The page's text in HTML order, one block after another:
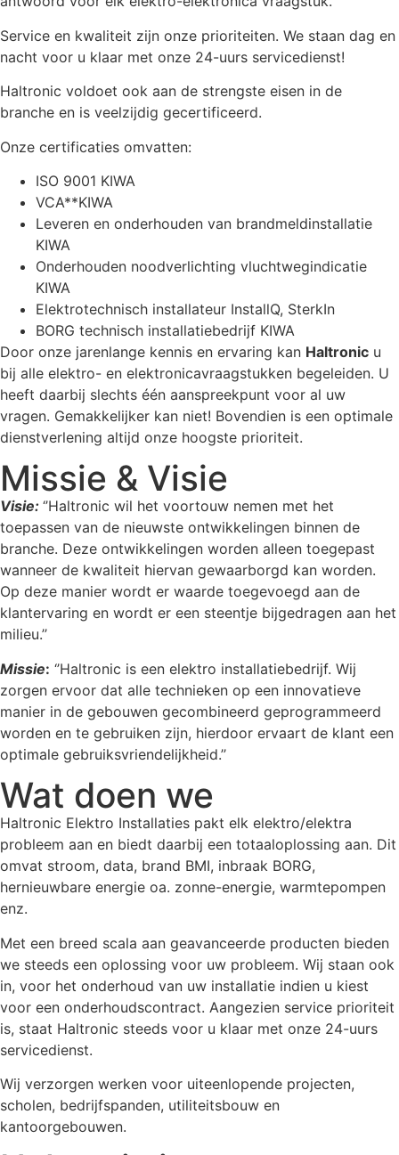
Service en kwaliteit zijn onze prioriteiten. We staan dag en
nacht voor u klaar met onze 24-uurs servicedienst!
Haltronic voldoet ook aan de strengste eisen in de
branche en is veelzijdig gecertificeerd.
Onze certificaties omvatten:
ISO 9001 KIWA
VCA**KIWA
Leveren en onderhouden van brandmeldinstallatie
KIWA
Onderhouden noodverlichting vluchtwegindicatie
KIWA
Elektrotechnisch installateur InstallQ, SterkIn
BORG technisch installatiebedrijf KIWA
Door onze jarenlange kennis en ervaring kan Haltronic u
bij alle elektro- en elektronicavraagstukken begeleiden. U
heeft daarbij slechts één aanspreekpunt voor al uw
vragen. Gemakkelijker kan niet! Bovendien is een optimale
dienstverlening altijd onze hoogste prioriteit.
Missie & Visie
Visie: ‘’Haltronic wil het voortouw nemen met het
toepassen van de nieuwste ontwikkelingen binnen de
branche. Deze ontwikkelingen worden alleen toegepast
wanneer de kwaliteit hiervan gewaarborgd kan worden.
Op deze manier wordt er waarde toegevoegd aan de
klantervaring en wordt er een steentje bijgedragen aan het
milieu.’’
Missie: ‘’Haltronic is een elektro installatiebedrijf. Wij
zorgen ervoor dat alle technieken op een innovatieve
manier in de gebouwen gecombineerd geprogrammeerd
worden en te gebruiken zijn, hierdoor ervaart de klant een
optimale gebruiksvriendelijkheid.’’
Wat doen we
Haltronic Elektro Installaties pakt elk elektro/elektra
probleem aan en biedt daarbij een totaaloplossing aan. Dit
omvat stroom, data, brand BMI, inbraak BORG,
hernieuwbare energie oa. zonne-energie, warmtepompen
enz.
Met een breed scala aan geavanceerde producten bieden
we steeds een oplossing voor uw probleem. Wij staan ook
in, voor het onderhoud van uw installatie indien u kiest
voor een onderhoudscontract. Aangezien service prioriteit
is, staat Haltronic steeds voor u klaar met onze 24-uurs
servicedienst.
Wij verzorgen werken voor uiteenlopende projecten,
scholen, bedrijfspanden, utiliteitsbouw en
kantoorgebouwen.